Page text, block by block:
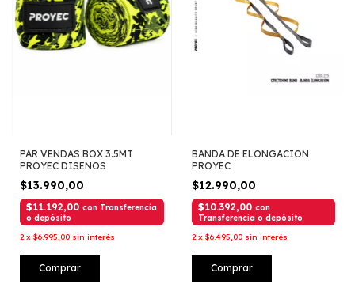
PAR VENDAS BOX 3.5MT
PROYEC DISENOS
$13.990,00
$11.192,00 con Transferencia
o depósito
2 x $6.995,00 sin interés
Comprar
BANDA DE ELONGACION
PROYEC
$12.990,00
$10.392,00 con
Transferencia o depósito
2 x $6.495,00 sin interés
Comprar